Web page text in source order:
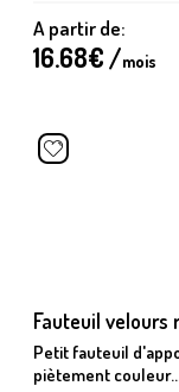
A partir de:
16.68€ /mois
Fauteuil velours
Petit fauteuil
piètement